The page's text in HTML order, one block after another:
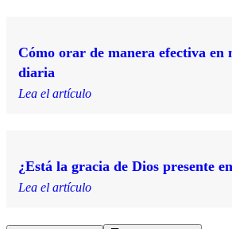
Cómo orar de manera efectiva en
diaria
Lea el artículo
¿Está la gracia de Dios presente
Lea el artículo